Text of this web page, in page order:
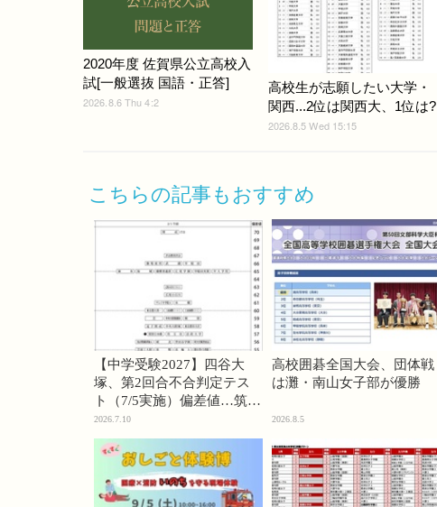
2020年度 佐賀県公立高校入
試[一般選抜 国語・正答]
2026.8.6 Thu 4:2
高校生が志願したい大学・
関西...2位は関西大、1位は?
2026.8.5 Wed 15:15
こちらの記事もおすすめ
【中学受験2027】四谷大
塚、第2回合不合判定テス
ト（7/5実施）偏差値…筑駒
74・桜蔭70＜PR＞
2026.7.10
高校囲碁全国大会、団体戦
は灘・南山女子部が優勝
2026.8.5